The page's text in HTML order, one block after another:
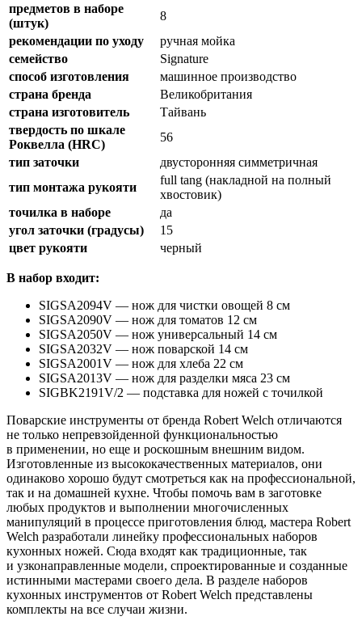
предметов в наборе
(штук)
8
рекомендации по уходу
ручная мойка
семейство
Signature
способ изготовления
машинное производство
страна бренда
Великобритания
страна изготовитель
Тайвань
твердость по шкале
Роквелла (HRC)
56
тип заточки
двусторонняя симметричная
тип монтажа рукояти
full tang (накладной на полный
хвостовик)
точилка в наборе
да
угол заточки (градусы)
15
цвет рукояти
черный
В набор входит:
SIGSA2094V — нож для чистки овощей 8 см
SIGSA2090V — нож для томатов 12 см
SIGSA2050V — нож универсальный 14 см
SIGSA2032V — нож поварской 14 см
SIGSA2001V — нож для хлеба 22 см
SIGSA2013V — нож для разделки мяса 23 см
SIGBK2191V/2 — подставка для ножей с точилкой
Поварские инструменты от бренда Robert Welch отличаются
не только непревзойденной функциональностью
в применении, но еще и роскошным внешним видом.
Изготовленные из высококачественных материалов, они
одинаково хорошо будут смотреться как на профессиональной,
так и на домашней кухне. Чтобы помочь вам в заготовке
любых продуктов и выполнении многочисленных
манипуляций в процессе приготовления блюд, мастера Robert
Welch разработали линейку профессиональных наборов
кухонных ножей. Сюда входят как традиционные, так
и узконаправленные модели, спроектированные и созданные
истинными мастерами своего дела. В разделе наборов
кухонных инструментов от Robert Welch представлены
комплекты на все случаи жизни.